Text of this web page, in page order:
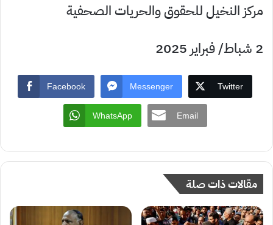
مركز النخيل للحقوق والحريات الصحفية
2 شباط/ فبراير 2025
Facebook Messenger Twitter
WhatsApp Email
مقالات ذات صلة